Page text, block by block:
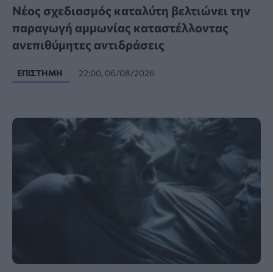
Νέος σχεδιασμός καταλύτη βελτιώνει την
παραγωγή αμμωνίας καταστέλλοντας
ανεπιθύμητες αντιδράσεις
ΕΠΙΣΤΉΜΗ 22:00, 06/08/2026